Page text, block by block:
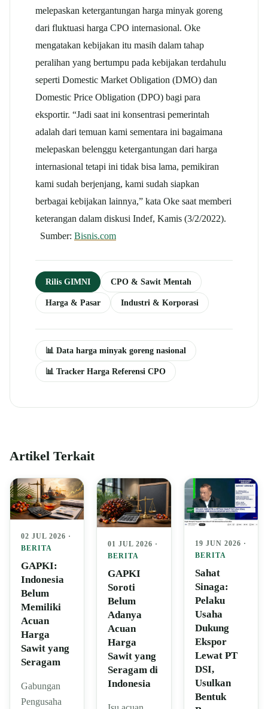
melepaskan ketergantungan harga minyak goreng
dari fluktuasi harga CPO internasional. Oke
mengatakan kebijakan itu masih dalam tahap
peralihan yang bertumpu pada kebijakan terdahulu
seperti Domestic Market Obligation (DMO) dan
Domestic Price Obligation (DPO) bagi para
eksportir. “Jadi saat ini konsentrasi pemerintah
adalah dari temuan kami sementara ini bagaimana
melepaskan belenggu ketergantungan dari harga
internasional tetapi ini tidak bisa lama, pemikiran
kami sudah berjenjang, kami sudah siapkan
berbagai kebijakan lainnya,” kata Oke saat memberi
keterangan dalam diskusi Indef, Kamis (3/2/2022).
Sumber: Bisnis.com
Rilis GIMNI CPO & Sawit Mentah
Harga & Pasar Industri & Korporasi
📊 Data harga minyak goreng nasional
📊 Tracker Harga Referensi CPO
Artikel Terkait
02 JUL 2026 ·
BERITA
GAPKI:
Indonesia
Belum
Memiliki
Acuan
Harga
Sawit yang
Seragam
Gabungan
Pengusaha
01 JUL 2026 ·
BERITA
GAPKI
Soroti
Belum
Adanya
Acuan
Harga
Sawit yang
Seragam di
Indonesia
19 JUN 2026 ·
BERITA
Sahat
Sinaga:
Pelaku
Usaha
Dukung
Ekspor
Lewat PT
DSI,
Usulkan
Bentuk